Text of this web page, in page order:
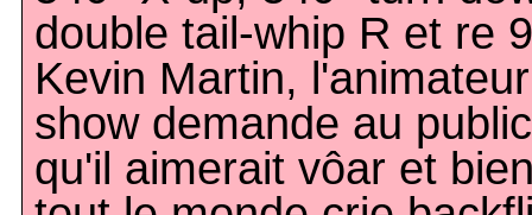
double tail-whip R et re
Kevin Martin,
show demande au
qu'il aimerait vôar et